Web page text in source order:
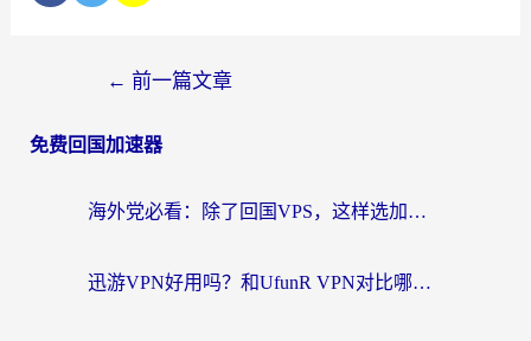
← 前一篇文章
免费回国加速器
海外党必看：除了回国VPS，这样选加速器也能无缝刷国内资源？
迅游VPN好用吗？和UfunR VPN对比哪个回国效果更好？海外党亲测避坑指南